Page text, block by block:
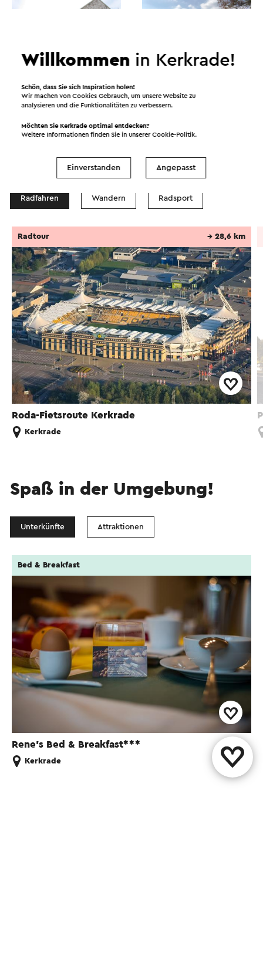
Routen in der Region
Radfahren Wandern Radsport
Roda-Fietsroute Kerkrade
Radtour → 28,6 km
Kerkrade
Spaß in der Umgebung!
Unterkünfte Attraktionen
Rene’s Bed & Breakfast***
Bed & Breakfast
Kerkrade
Willkommen in Kerkrade!
Schön, dass Sie sich Inspiration holen!
Wir machen von Cookies Gebrauch, um unsere Website zu
analysieren und die Funktionalitäten zu verbessern.
Möchten Sie Kerkrade optimal entdecken?
Weitere Informationen finden Sie in unsererCookie-Politik.
Einverstanden Angepasst